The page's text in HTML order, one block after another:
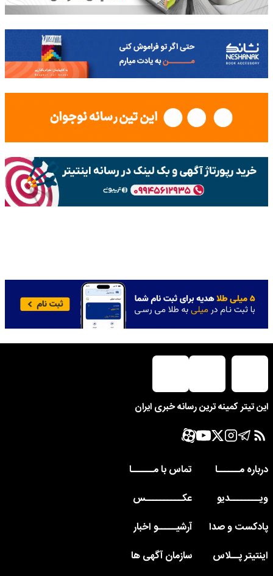
این تیتر کمینه ترین رسانه خبری ایران
درباره مــــــا
تماس با مــــــا
ویــــــــدیو
عکــــــــــس
پادکست و صدا
آرشیـــــو اخبار
اینتیتر پــلاس
سازمان آگهی ها